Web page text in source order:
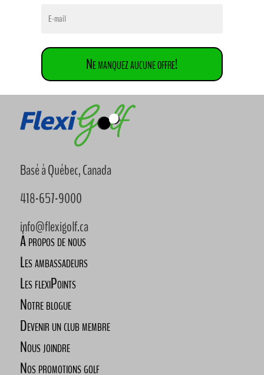
Ne manquez aucune offre!
Basé à Québec, Canada
418-657-9000
info@flexigolf.ca
À propos de nous
Les ambassadeurs
Les flexiPoints
Notre blogue
Devenir un club membre
Nous joindre
Nos promotions golf